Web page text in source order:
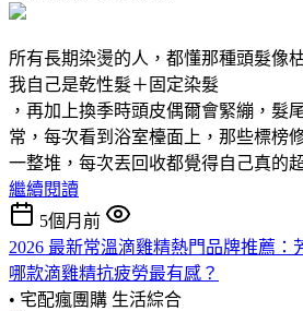
所有長期染燙的人，都懂那種頭髮像
我自己是乾性髮＋固定染髮
，再加上換季時頭皮偶爾會緊繃，髮
常，每次看到浴室檯面上，那些標榜
一整堆，每次丟回收都覺得自己真的
繼續閱讀
5個月前
2026 最新常溫滴雞精熱門品牌推薦
哪款滴雞精抗疲勞最有感？
• 宅配瘋團購 生活綜合